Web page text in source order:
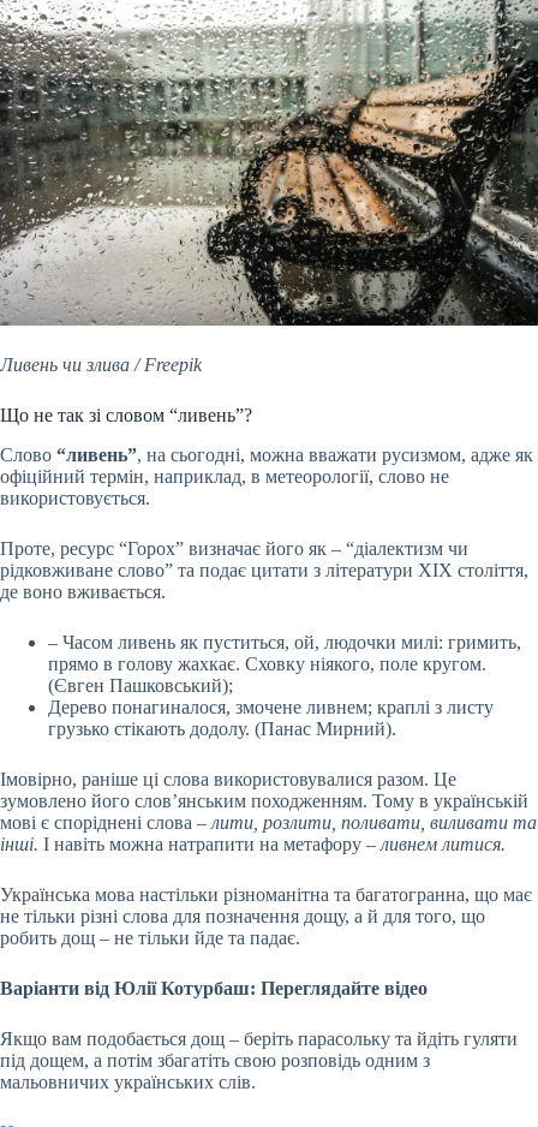
Ливень чи злива / Freepik
Що не так зі словом “ливень”?
Слово “ливень”, на сьогодні, можна вважати русизмом, адже як
офіційний термін, наприклад, в метеорології, слово не
використовується.
Проте, ресурс “Горох” визначає його як – “діалектизм чи
рідковживане слово” та подає цитати з літератури ХІХ століття,
де воно вживається.
– Часом ливень як пуститься, ой, людочки милі: гримить,
прямо в голову жахкає. Сховку ніякого, поле кругом.
(Євген Пашковський);
Дерево понагиналося, змочене ливнем; краплі з листу
грузько стікають додолу. (Панас Мирний).
Імовірно, раніше ці слова використовувалися разом. Це
зумовлено його слов’янським походженням. Тому в українській
мові є споріднені слова – лити, розлити, поливати, виливати та
інші. І навіть можна натрапити на метафору – ливнем литися.
Українська мова настільки різноманітна та багатогранна, що має
не тільки різні слова для позначення дощу, а й для того, що
робить дощ – не тільки йде та падає.
Варіанти від Юлії Котурбаш: Переглядайте відео
Якщо вам подобається дощ – беріть парасольку та йдіть гуляти
під дощем, а потім збагатіть свою розповідь одним з
мальовничих українських слів.